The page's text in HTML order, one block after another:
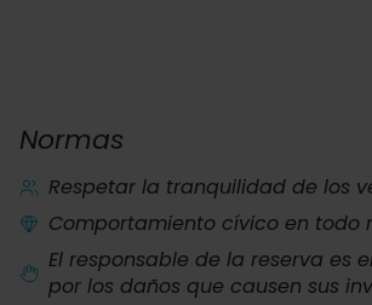
Normas
Respetar la tranquilidad de los
Comportamiento cívico en todo
El responsable de la reserva es
por los daños que causen sus